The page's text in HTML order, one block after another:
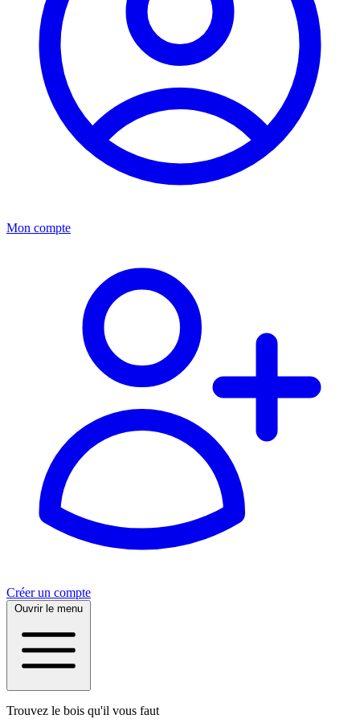
Mon compte
Créer un compte
Ouvrir le menu
Trouvez le bois qu'il vous faut